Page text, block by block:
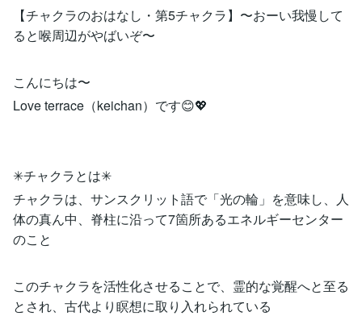
【チャクラのおはなし・第5チャクラ】〜おーい我慢して
ると喉周辺がやばいぞ〜
こんにちは〜
Love terrace（keichan）です😊💖
✳︎チャクラとは✳︎
チャクラは、サンスクリット語で「光の輪」を意味し、人
体の真ん中、脊柱に沿って7箇所あるエネルギーセンター
のこと
このチャクラを活性化させることで、霊的な覚醒へと至る
とされ、古代より瞑想に取り入れられている